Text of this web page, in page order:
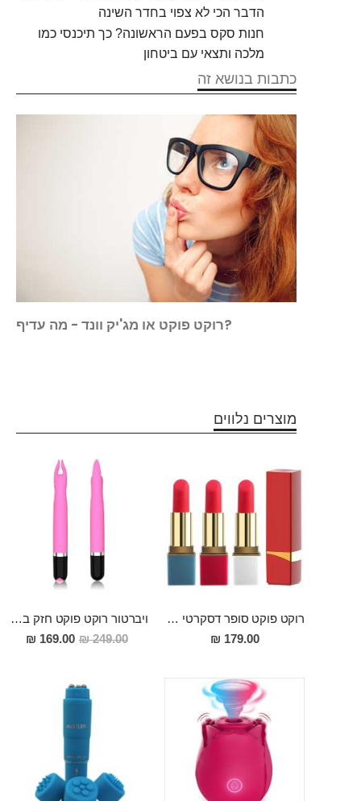
הדבר הכי לא צפוי בחדר השינה
חנות סקס בפעם הראשונה? כך תיכנסי כמו
מלכה ותצאי עם ביטחון
כתבות בנושא זה
רוקט פוקט או מג'יק וונד - מה עדיף?
מוצרים נלווים
רוקט פוקט סופר דסקרטי "שפתון" נטען בעל 10 מצבי רטט 9 סמ אורך 2.5 רוחב
179.00 ₪
ויברטור רוקט פוקט חזק במיוחד לגירוי חיצוני ממוקד מסיליקון רפואי KILYA
249.00 ₪
מחיר
מבצע
169.00 ₪